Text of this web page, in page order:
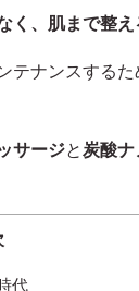
く、肌まで整え
テナンスする
サージと炭酸ナ
代